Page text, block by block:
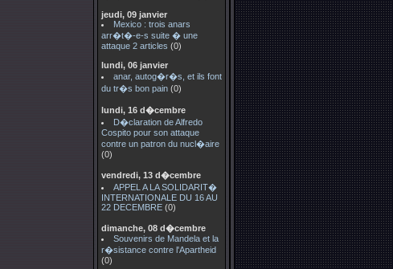
jeudi, 09 janvier
Mexico : trois anars
arr�t�-e-s suite � une
attaque 2 articles (0)
lundi, 06 janvier
anar, autog�r�s, et ils font
du tr�s bon pain (0)
lundi, 16 d�cembre
D�claration de Alfredo
Cospito pour son attaque
contre un patron du nucl�aire
(0)
vendredi, 13 d�cembre
APPEL A LA SOLIDARIT�
INTERNATIONALE DU 16 AU
22 DECEMBRE (0)
dimanche, 08 d�cembre
Souvenirs de Mandela et la
r�sistance contre l'Apartheid
(0)